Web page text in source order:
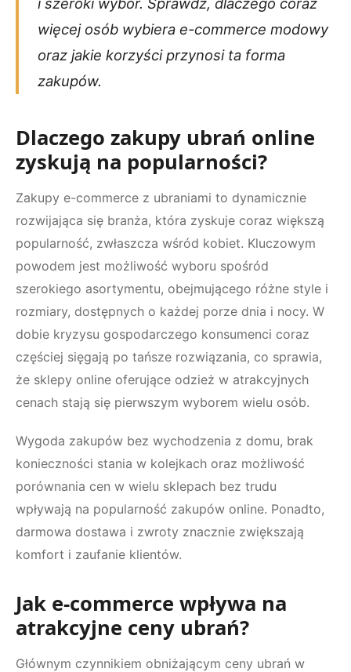
więcej osób wybiera e-commerce modowy
oraz jakie korzyści przynosi ta forma
zakupów.
Dlaczego zakupy ubrań online
zyskują na popularności?
Zakupy e-commerce z ubraniami to dynamicznie
rozwijająca się branża, która zyskuje coraz większą
popularność, zwłaszcza wśród kobiet. Kluczowym
powodem jest możliwość wyboru spośród
szerokiego asortymentu, obejmującego różne style i
rozmiary, dostępnych o każdej porze dnia i nocy. W
dobie kryzysu gospodarczego konsumenci coraz
częściej sięgają po tańsze rozwiązania, co sprawia,
że sklepy online oferujące odzież w atrakcyjnych
cenach stają się pierwszym wyborem wielu osób.
Wygoda zakupów bez wychodzenia z domu, brak
konieczności stania w kolejkach oraz możliwość
porównania cen w wielu sklepach bez trudu
wpływają na popularność zakupów online. Ponadto,
darmowa dostawa i zwroty znacznie zwiększają
komfort i zaufanie klientów.
Jak e-commerce wpływa na
atrakcyjne ceny ubrań?
Głównym czynnikiem obniżającym ceny ubrań w